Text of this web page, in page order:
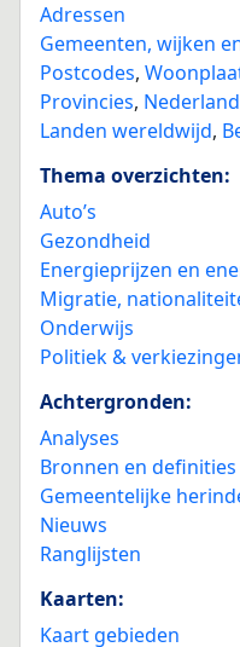
Adressen
Gemeenten, wijken
Postcodes,
Provincies, Nederland
Landen wereldwijd,
Thema overzichten:
Auto’s
Gezondheid
Energieprijzen en
Migratie,
Onderwijs
Politiek &
Achtergronden:
Analyses
Bronnen en definities
Gemeentelijke
Nieuws
Ranglijsten
Kaarten:
Kaart gebieden